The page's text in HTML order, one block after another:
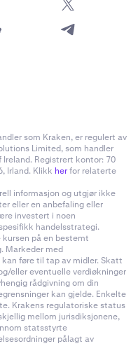
som Kraken, er regulert av
Limited, som handler
Ireland. Registrert kontor: 70
Irland. Klikk herfor relaterte
informasjon og utgjør ikke
eller en anbefaling eller
investert i noen
handelsstrategi.
kursen på en bestemt
Markeder med
føre til tap av midler. Skatt
eller eventuelle verdiøkninger
rådgivning om din
kan gjelde. Enkelte
Krakens regulatoriske status
mellom jurisdiksjonene,
statsstyrte
pålagt av